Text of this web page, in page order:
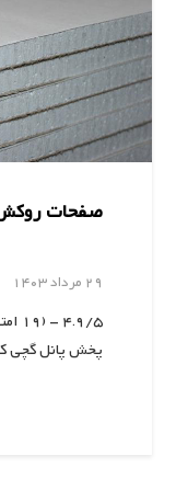
صفحات روکش
29 مرداد 1403
پخش پانل گچی